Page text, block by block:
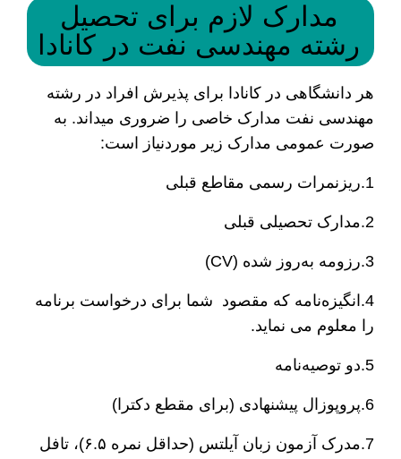
مدارک لازم برای تحصیل
رشته مهندسی نفت در کانادا
هر دانشگاهی در کانادا برای پذیرش افراد در رشته
مهندسی نفت مدارک خاصی را ضروری می­داند. به
صورت عمومی مدارک زیر موردنیاز است:
1.ریزنمرات رسمی مقاطع قبلی
2.مدارک تحصیلی قبلی
3.رزومه به‌روز شده (CV)
4.انگیزه‌نامه که مقصود شما برای درخواست برنامه
را معلوم می نماید.
5.دو توصیه‌نامه
6.پروپوزال پیشنهادی (برای مقطع دکترا)
7.مدرک آزمون زبان آیلتس (حداقل نمره ۶.۵)، تافل